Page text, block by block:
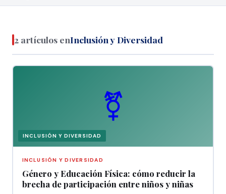
2 artículos enInclusión y Diversidad
⚧
INCLUSIÓN Y DIVERSIDAD
INCLUSIÓN Y DIVERSIDAD
Género y Educación Física: cómo reducir la
brecha de participación entre niños y niñas